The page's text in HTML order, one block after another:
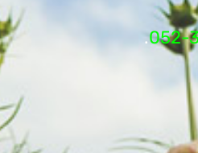
052-
.